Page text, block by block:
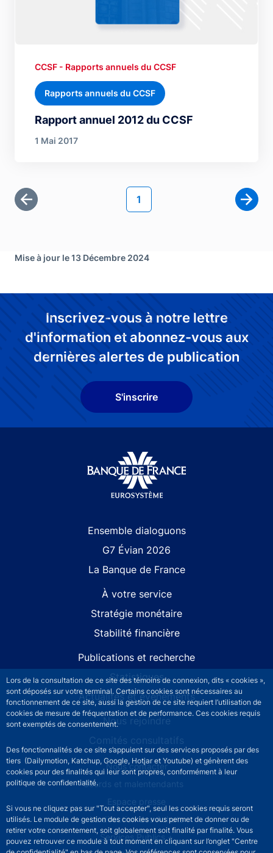
Lors de la consultation de ce site des témoins de connexion, dits « cookies »,
sont déposés sur votre terminal. Certains cookies sont nécessaires au
fonctionnement de ce site, aussi la gestion de ce site requiert l’utilisation de
cookies de mesure de fréquentation et de performance. Ces cookies requis
sont exemptés de consentement.
Des fonctionnalités de ce site s’appuient sur des services proposés par des
tiers (Dailymotion, Katchup, Google, Hotjar et Youtube) et génèrent des
cookies pour des finalités qui leur sont propres, conformément à leur
politique de confidentialité.
Si vous ne cliquez pas sur "Tout accepter", seul les cookies requis seront
utilisés. Le module de gestion des cookies vous permet de donner ou de
retirer votre consentement, soit globalement soit finalité par finalité. Vous
pouvez retrouver ce module à tout moment en cliquant sur l’onglet "Centre
Rapport annuel 2012 du CCSF
CCSF - Rapports annuels du CCSF
Rapports annuels du CCSF
1 Mai 2017
Première page
Page courante
1
Page
Mise à jour le 13 Décembre 2024
Inscrivez-vous à notre lettre
d'information et abonnez-vous aux
dernières alertes de publication
S'inscrire
Ensemble dialoguons
G7 Évian 2026
La Banque de France
À votre service
Stratégie monétaire
Stabilité financière
Publications et recherche
Statistiques
Actualités et événements
Nous rejoindre
Comités consultatifs
Footer secondary menuNous contacter
Sourds et malentendants
Espace presse
La direction des Achats
Services Publics +